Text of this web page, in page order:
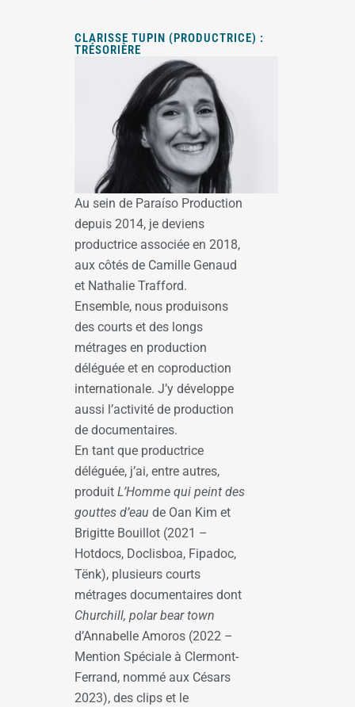
CLARISSE TUPIN (PRODUCTRICE) :
TRÉSORIÈRE
Au sein de Paraíso Production
depuis 2014, je deviens
productrice associée en 2018,
aux côtés de Camille Genaud
et Nathalie Trafford.
Ensemble, nous produisons
des courts et des longs
métrages en production
déléguée et en coproduction
internationale. J’y développe
aussi l’activité de production
de documentaires.
En tant que productrice
déléguée, j’ai, entre autres,
produit L’Homme qui peint des
gouttes d’eau de Oan Kim et
Brigitte Bouillot (2021 –
Hotdocs, Doclisboa, Fipadoc,
Tënk), plusieurs courts
métrages documentaires dont
Churchill, polar bear town
d’Annabelle Amoros (2022 –
Mention Spéciale à Clermont-
Ferrand, nommé aux Césars
2023), des clips et le